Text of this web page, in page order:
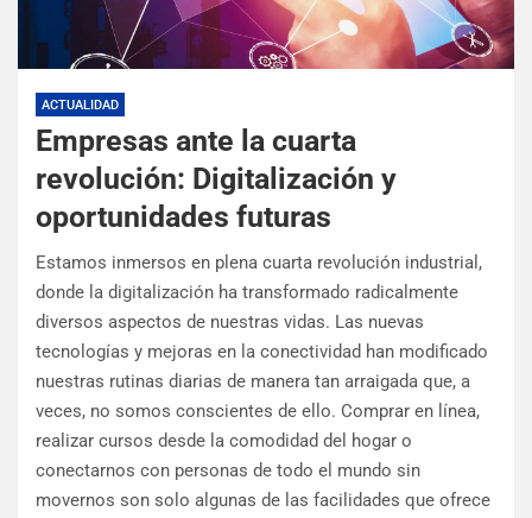
ACTUALIDAD
Empresas ante la cuarta
revolución: Digitalización y
oportunidades futuras
Estamos inmersos en plena cuarta revolución industrial,
donde la digitalización ha transformado radicalmente
diversos aspectos de nuestras vidas. Las nuevas
tecnologías y mejoras en la conectividad han modificado
nuestras rutinas diarias de manera tan arraigada que, a
veces, no somos conscientes de ello. Comprar en línea,
realizar cursos desde la comodidad del hogar o
conectarnos con personas de todo el mundo sin
movernos son solo algunas de las facilidades que ofrece